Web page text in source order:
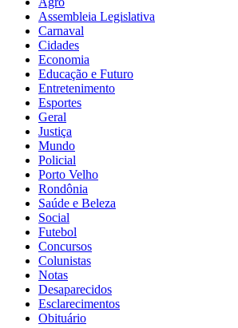
Assembleia Legislativa
Carnaval
Cidades
Economia
Educação e Futuro
Entretenimento
Esportes
Geral
Justiça
Mundo
Policial
Porto Velho
Rondônia
Saúde e Beleza
Social
Futebol
Concursos
Colunistas
Notas
Desaparecidos
Esclarecimentos
Obituário